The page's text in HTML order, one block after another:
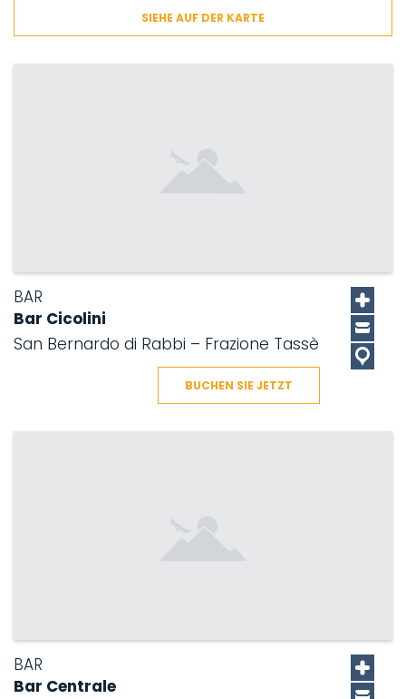
SIEHE AUF DER KARTE
BAR
Bar Cicolini
San Bernardo di Rabbi – Frazione Tassè
BUCHEN SIE JETZT
BAR
Bar Centrale